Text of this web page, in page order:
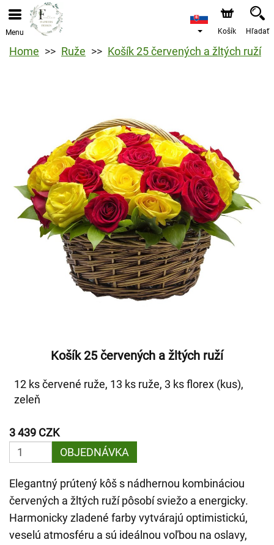
Menu Košík Hľadať
Home Ruže Košík 25 červených a žltých ruží
Košík 25 červených a žltých ruží
12 ks červené ruže, 13 ks ruže, 3 ks florex (kus),
zeleň
3 439 CZK
OBJEDNÁVKA
Elegantný prútený kôš s nádhernou kombináciou
červených a žltých ruží pôsobí sviežo a energicky.
Harmonicky zladené farby vytvárajú optimistickú,
veselú atmosféru a sú ideálnou voľbou na oslavy,